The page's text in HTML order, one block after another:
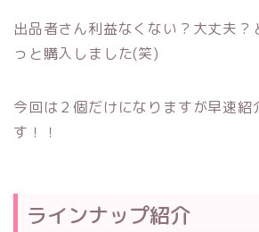
出品者さん利益なくない？大丈夫？
っと購入しました(笑)
今回は２個だけになりますが早速紹
す！！
ラインナップ紹介